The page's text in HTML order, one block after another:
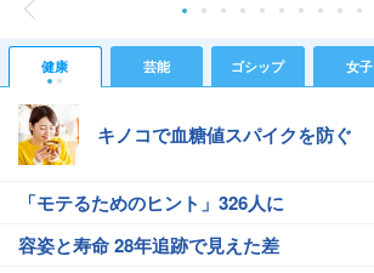
健康 芸能 ゴシップ 女子
キノコで血糖値スパイクを防ぐ
「モテるためのヒント」326人に
容姿と寿命 28年追跡で見えた差